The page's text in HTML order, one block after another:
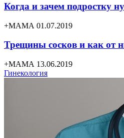
Когда и зачем подростку
+МАМА 01.07.2019
Трещины сосков и как от
+МАМА 13.06.2019
Гинекология